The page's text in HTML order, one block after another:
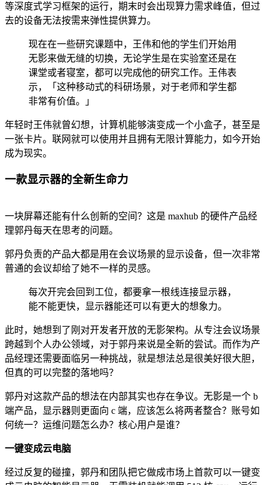
等深度式学习框架的运行，期末时会出现算力需求峰值，但过
去的设备无法按需来弹性提供算力。
现在在一些研究课题中，王伟和他的学生们开始用
无影来做无缝的切换，无论学生是在实验室还是在
课堂或者寝室，都可以完成他的研究工作。王伟表
示，「这种移动式的科研场景，对于老师和学生都
非常有价值。」
年轻时王伟就曾幻想，计算机能够演变成一个小盒子，甚至是
一张卡片。联网就可以使用并且拥有无限计算能力，如今开始
成为现实。
一款显示器的全新生命力
一块屏幕还能有什么创新的空间？这是 maxhub 的硬件产品经
理郭丹每天在思考的问题。
郭丹负责的产品大都是用在会议场景的显示设备，但一次非常
普通的会议却给了她不一样的灵感。
每次开完会回到工位，都要拿一根线连接显示器，
能不能更快，显示器能还可以有更大的想象力。
此时，她想到了刚对开发者开放的无影架构。从专注会议场景
跨越到个人办公领域，对于郭丹来说是全新的尝试。而作为产
品经理还需要面临另一种挑战，就是想法总是很美好很大胆，
但真的可以完整的落地吗？
郭丹对这款产品的想法在内部其实也存在争议。无影是一个 b
端产品，显示器则更面向 c 端，应该怎么将两者整合？账号如
何统一？运维问题怎么办？核心用户是谁？
一键变成云电脑
经过反复的碰撞，郭丹和团队把它做成市场上首款可以一键变